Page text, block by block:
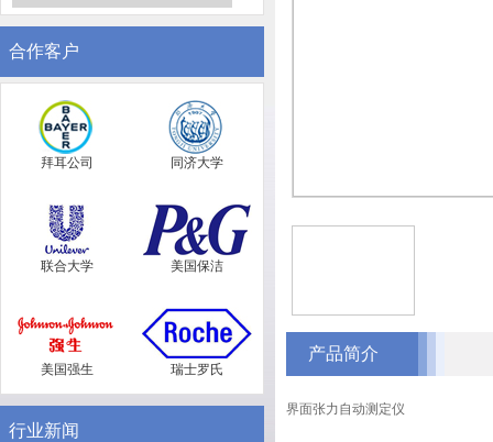
合作客户
拜耳公司 同济大学
联合大学 美国保洁
美国强生 瑞士罗氏
行业新闻
产品简介
界面张力自动测定仪